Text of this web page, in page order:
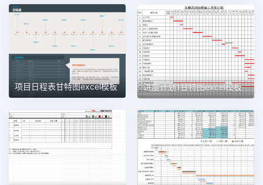
项目日程表甘特图excel模板 进度计划1甘特图excel模板